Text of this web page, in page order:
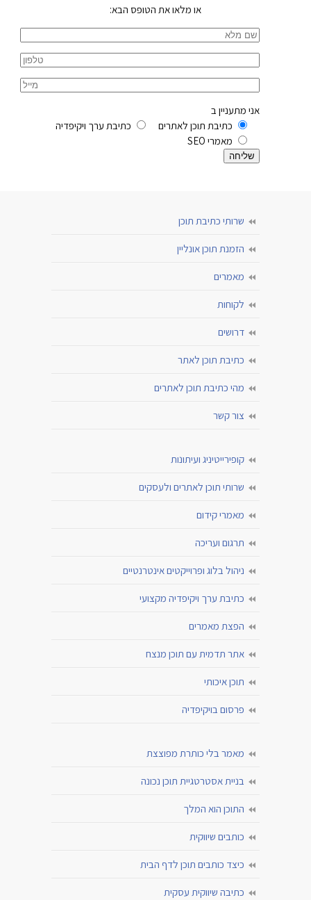
או מלאו את הטופס הבא:
אני מתעניין ב
כתיבת תוכן לאתרים
כתיבת ערך ויקיפדיה
מאמרי SEO
שרותי כתיבת תוכן
הזמנת תוכן אונליין
מאמרים
לקוחות
דרושים
כתיבת תוכן לאתר
מהי כתיבת תוכן לאתרים
צור קשר
קופירייטיניג ועיתונות
שרותי תוכן לאתרים ולעסקים
מאמרי קידום
תרגום ועריכה
ניהול בלוג ופרוייקטים אינטרנטיים
כתיבת ערך ויקיפדיה מקצועי
הפצת מאמרים
אתר תדמית עם תוכן מנצח
תוכן איכותי
פרסום בויקיפדיה
מאמר בלי כותרת מפוצצת
בניית אסטרטגיית תוכן נכונה
התוכן הוא המלך
כותבים שיווקית
כיצד כותבים תוכן לדף הבית
כתיבה שיווקית עסקית